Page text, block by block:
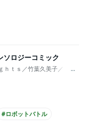
ソロジーコミック
ｔｓ／竹葉久美子／岩岡ヒ
...
#ロボットバトル